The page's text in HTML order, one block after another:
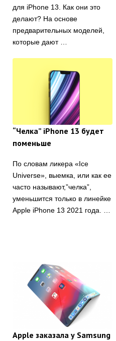
для iPhone 13. Как они это
делают? На основе
предварительных моделей,
которые дают …
“Челка” iPhone 13 будет
поменьше
По словам ликера «Ice
Universe», выемка, или как ее
часто называют,”челка”,
уменьшится только в линейке
Apple iPhone 13 2021 года. …
Apple заказала у Samsung